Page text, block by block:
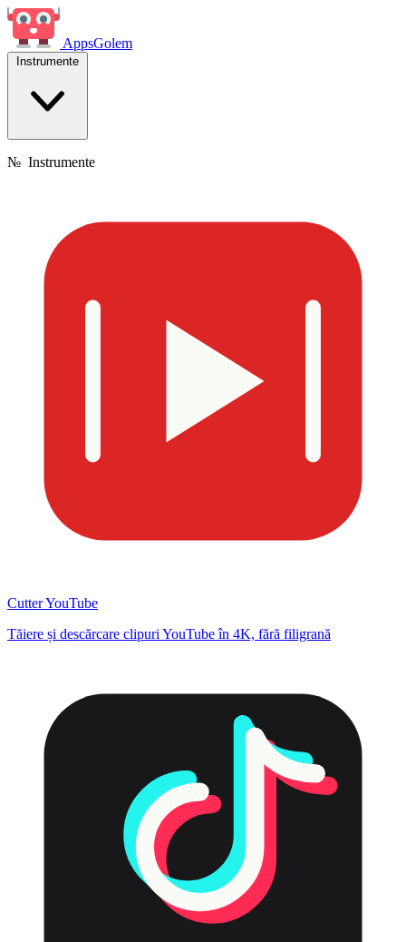
AppsGolem
Instrumente
№ Instrumente
Cutter YouTube
Tăiere și descărcare clipuri YouTube în 4K, fără filigrană